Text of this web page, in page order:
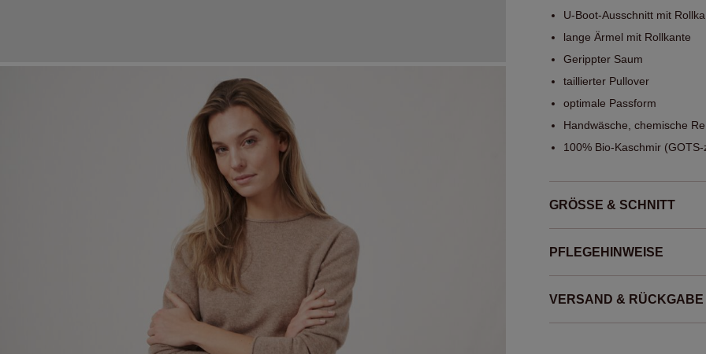
U-Boot-Ausschnitt mit
lange Ärmel mit Rollkante
Gerippter Saum
taillierter Pullover
optimale Passform
Handwäsche, chemische
100% Bio-Kaschmir
GRÖSSE & SCHNITT
PFLEGEHINWEISE
VERSAND & RÜCKGABE